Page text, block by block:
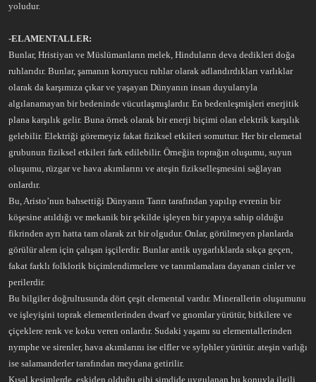
yoludur.
-ELAMENTALLER:
Bunlar, Hristiyan ve Müslümanların melek, Hinduların deva dedikleri doğa
ruhlarıdır. Bunlar, şamanın koruyucu ruhlar olarak adlandırdıkları varlıklar
olarak da karşımıza çıkar ve yaşayan Dünyanın insan duyularıyla
algılanamayan bir bedeninde vücutlaşmışlardır. En bedenleşmişleri enerjitik
plana karşılık gelir. Buna örnek olarak bir enerji biçimi olan elektrik karşılık
gelebilir. Elektriği göremeyiz fakat fiziksel etkileri somuttur. Her bir elemetal
grubunun fiziksel etkileri fark edilebilir. Örneğin toprağın oluşumu, suyun
oluşumu, rüzgar ve hava akımlarını ve ateşin fizikselleşmesini sağlayan
onlardır.
Bu, Aristo’nun bahsettiği Dünyanın Tanrı tarafından yapılıp evrenin bir
köşesine atıldığı ve mekanik bir şekilde işleyen bir yapıya sahip olduğu
fikrinden ayrı hatta tam olarak zıt bir olgudur. Onlar, görülmeyen planlarda
görülür alem için çalışan işçilerdir. Bunlar antik uygarlıklarda sıkça geçen,
fakat farklı folklorik biçimlendirmelere ve tanımlamalara dayanan cinler ve
perilerdir.
Bu bilgiler doğrultusunda dört çeşit elemental vardır. Minerallerin oluşumunu
ve işleyişini toprak elementlerinden dwarf ve gnomlar yürütür, bitkilere ve
çiçeklere renk ve koku veren onlardır. Sudaki yaşamı su elementallerinden
nymphe ve sirenler, hava akımlarını ise elfler ve sylphler yürütür. ateşin varlığı
ise salamanderler tarafından meydana getirilir.
Kısal kesimlerde, eskiden olduğu gibi şimdide uygulanan bu konuyla ilgili